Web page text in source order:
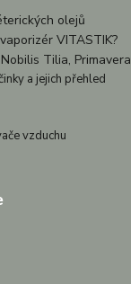
olejů
VITASTIK?
Tilia, Primavera
a jejich přehled
vzduchu